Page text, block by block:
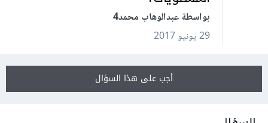
بواسطة عبدالوهاب محمد4
29 يونيو 2017
أجب على هذا السؤال